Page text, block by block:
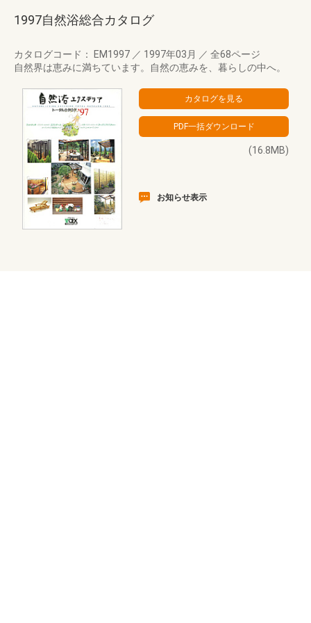
1997自然浴総合カタログ
カタログコード： EM1997 ／ 1997年03月 ／ 全68ページ
自然界は恵みに満ちています。自然の恵みを、暮らしの中へ。
(16.8MB)
お知らせ表示